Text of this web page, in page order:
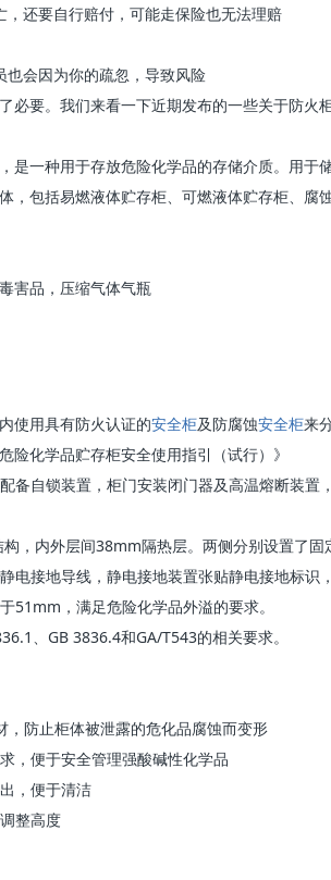
还要自行赔付，可能走保险也无法理赔
会因为你的疏忽，导致风险
必要。我们来看一下近期发布的一些关于防火
，是一种用于存放危险化学品的存储介质。用
，包括易燃液体贮存柜、可燃液体贮存柜、腐
害品，压缩气体气瓶
使用具有防火认证的安全柜及防腐蚀安全柜来
险化学品贮存柜安全使用指引（试行）》
备自锁装置，柜门安装闭门器及高温熔断装
，内外层间38mm隔热层。两侧分别设置了固
接地导线，静电接地装置张贴静电接地标识
51mm，满足危险化学品外溢的要求。
、GB 3836.4和GA/T543的相关要求。
防止柜体被泄露的危化品腐蚀而变形
，便于安全管理强酸碱性化学品
，便于清洁
整高度